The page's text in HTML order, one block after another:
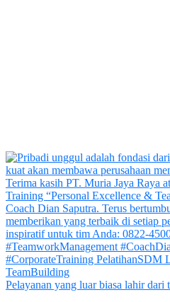
Pelayanan yang luar biasa lahir dari